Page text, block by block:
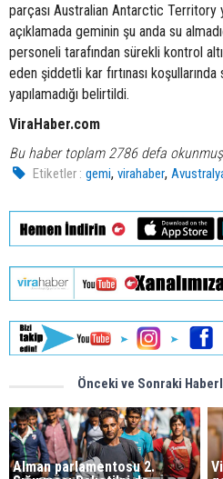
parçası Australian Antarctic Territory
açıklamada geminin şu anda su
personeli tarafından sürekli kontrol
eden şiddetli kar fırtınası
yapılamadığı belirtildi.
ViraHaber.com
Bu haber toplam 2786 defa
Etiketler : gemi,virahaber,
Önceki ve Sonraki
Alman parlamentosu 2.